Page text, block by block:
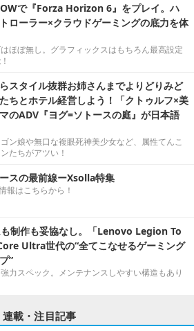
で『Forza Horizon 6』をプレイ。ハ
ローラー×クラウドゲーミングの底力を体
ほぼ無し。グラフィックスはもちろん最高設定
スタイル抜群お姉さんまでよりどりみど
ちとホテル経営しよう！「クトゥルフ×美
のADV『ヨグ=ソトースの庭』が日本語
ン娘や無口な複眼死神美少女など、属性てんこ
たちがアツい！
スの最前線ーXsolla特集
報はこちらから！
制作も妥協なし。「Lenovo Legion To
Ultra世代の“全てこなせるゲーミング
”
力スペック。メンテナンスしやすい構造もあり
連載・注目記事